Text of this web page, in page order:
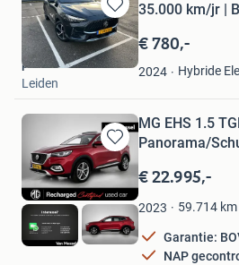
Bewaren
in
Mijn
Favorieten
€ 780,-
2024 Hybride
peter
Leiden
Bewaren
in
Mijn
Favorieten
MG EHS 1.5
Panorama/
€ 22.995,-
2023 59.714 km
Garantie:
NAP